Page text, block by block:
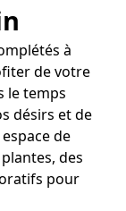
à
de votre
le temps
désirs et de
de
des
pour